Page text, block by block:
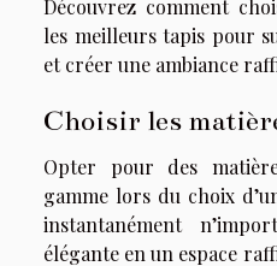
Découvrez comment
les meilleurs tapis pour
et créer une ambiance
Choisir les
Opter pour des
gamme lors du choix
instantanément
élégante en un espace